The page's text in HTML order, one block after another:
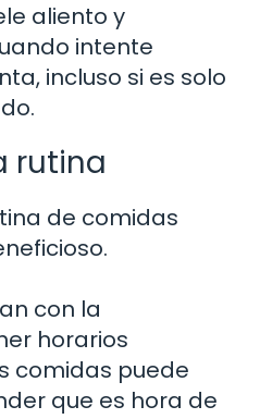
aliento y
intente
incluso si es solo
rutina
de comidas
con la
horarios
comidas puede
que es hora de